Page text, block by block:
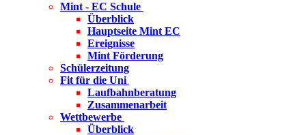
Mint - EC Schule
Überblick
Hauptseite Mint EC
Ereignisse
Mint Förderung
Schülerzeitung
Fit für die Uni
Laufbahnberatung
Zusammenarbeit
Wettbewerbe
Überblick